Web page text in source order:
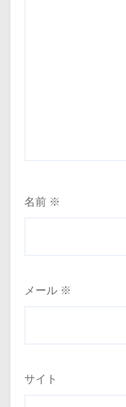
名前 ※
メール ※
サイト